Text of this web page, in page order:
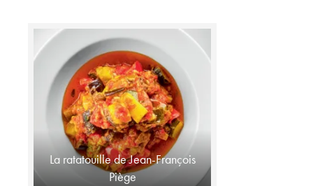
La ratatouille de Jean-François
Piège